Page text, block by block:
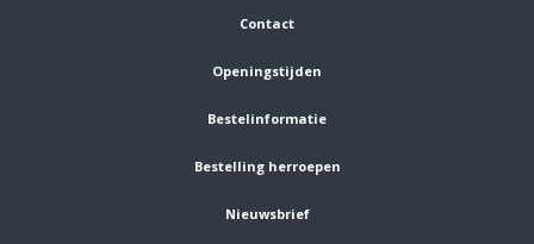
Contact
Openingstijden
Bestelinformatie
Bestelling herroepen
Nieuwsbrief